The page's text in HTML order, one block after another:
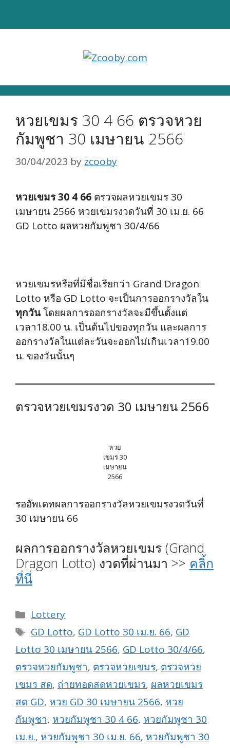
หวยเขมร 30 4 66 ตรวจหวย
กัมพูชา 30 เมษายน 2566
30/04/2023 by zcooby
หวยเขมร 30 4 66 ตรวจผลหวยเขมร 30
เมษายน 2566 หวยเขมรงวดวันที่ 30 เม.ย. 66
GD Lotto ผลหวยกัมพูชา 30/4/66
หวยเขมรหรือที่มีชื่อเรียกว่า Grand Dragon
Lotto หรือ GD Lotto จะเป็นการออกรางวัลใน
ทุกวันโดยผลการออกรางวัลจะมีขึ้นตั้งแต่
เวลา18.00 น. เป็นต้นไปของทุกวัน และผลการ
ออกรางวัลในแต่ละวันจะออกไม่เกินเวลา19.00
น. ของวันนั้นๆ
ตรวจหวยเขมรงวด 30 เมษายน 2566
หวย
เขมร 30
เมษายน
2566
รออัพเดทผลการออกรางวัลหวยเขมรงวดวันที่
30 เมษายน 66
ผลการออกรางวัลหวยเขมร (Grand
Dragon Lotto) งวดที่ผ่านมา >> คลิ้ก
ที่นี่
Categories
Lottery
Tags
GD Lotto, GD Lotto 30 เม.ย. 66, GD
Lotto 30 เมษายน 2566, GD Lotto 30/4/66,
ตรวจหวยกัมพูชา, ตรวจหวยเขมร, ตรวจหวย
เขมร สด, ถ่ายทอดสดหวยเขมร, ผลหวยเขมร
สด GD, หวย GD 30 เมษายน 2566, หวย
กัมพูชา, หวยกัมพูชา 30 4 66, หวยกัมพูชา 30
เม.ย., หวยกัมพูชา 30 เม.ย. 66, หวยกัมพูชา 30